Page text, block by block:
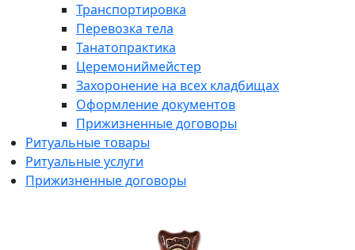
Транспортировка
Перевозка тела
Танатопрактика
Церемониймейстер
Захоронение на всех кладбищах
Оформление документов
Прижизненные договоры
Ритуальные товары
Ритуальные услуги
Прижизненные договоры